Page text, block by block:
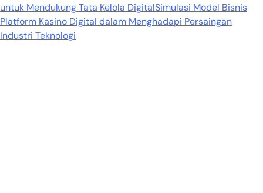
untuk Mendukung Tata Kelola DigitalSimulasi Model Bisnis
Platform Kasino Digital dalam Menghadapi Persaingan
Industri Teknologi